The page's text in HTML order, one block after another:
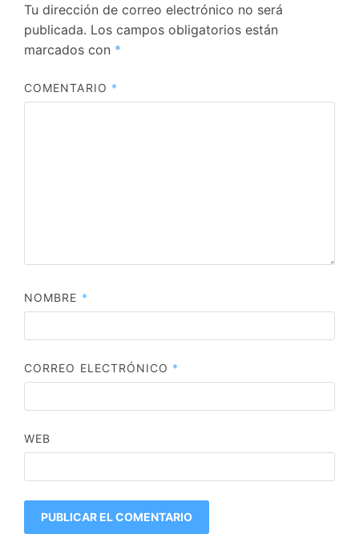
Tu dirección de correo electrónico no será
publicada. Los campos obligatorios están
marcados con *
COMENTARIO *
NOMBRE *
CORREO ELECTRÓNICO *
WEB